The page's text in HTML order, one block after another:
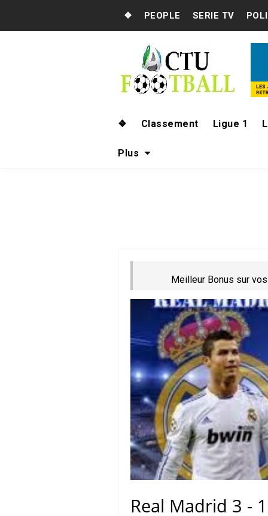
❖ PEOPLE SERIE TV
❖ Classement Ligue 1
Plus
Meilleur Bonus sur
Real Madrid 3 -